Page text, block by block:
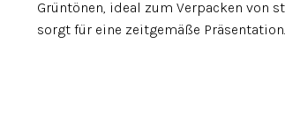
Grüntönen, ideal zum Verpacken von
sorgt für eine zeitgemäße Präsentation.